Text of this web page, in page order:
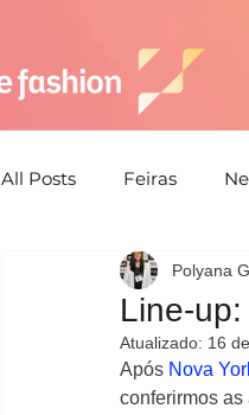
All Posts Feiras
Semana de moda
Moda
Line-
Polyana
Atualizado: 16
Após Nova
conferirmos